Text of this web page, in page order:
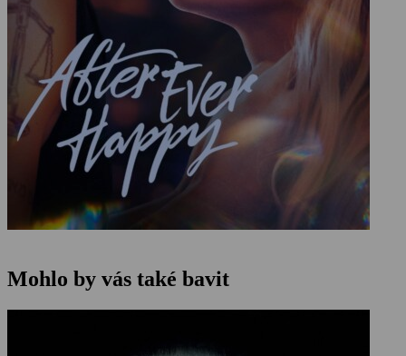
Mohlo by vás také bavit